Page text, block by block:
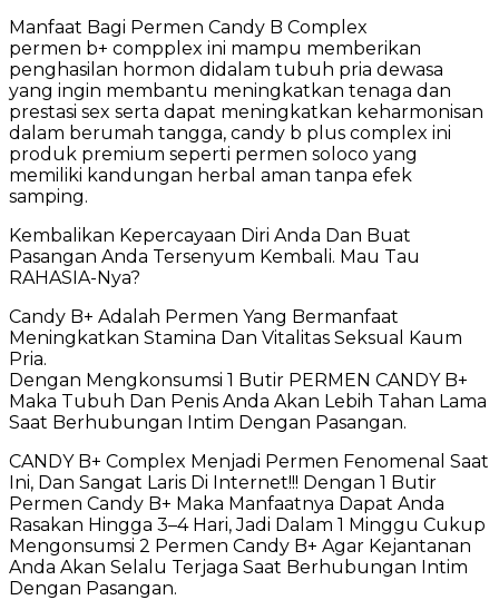
Manfaat Bagi Permen Candy B Complex
permen b+ compplex ini mampu memberikan
penghasilan hormon didalam tubuh pria dewasa
yang ingin membantu meningkatkan tenaga dan
prestasi sex serta dapat meningkatkan keharmonisan
dalam berumah tangga, candy b plus complex ini
produk premium seperti permen soloco yang
memiliki kandungan herbal aman tanpa efek
samping.
Kembalikan Kepercayaan Diri Anda Dan Buat
Pasangan Anda Tersenyum Kembali. Mau Tau
RAHASIA-Nya?
Candy B+ Adalah Permen Yang Bermanfaat
Meningkatkan Stamina Dan Vitalitas Seksual Kaum
Pria.
Dengan Mengkonsumsi 1 Butir PERMEN CANDY B+
Maka Tubuh Dan Penis Anda Akan Lebih Tahan Lama
Saat Berhubungan Intim Dengan Pasangan.
CANDY B+ Complex Menjadi Permen Fenomenal Saat
Ini, Dan Sangat Laris Di Internet!!! Dengan 1 Butir
Permen Candy B+ Maka Manfaatnya Dapat Anda
Rasakan Hingga 3–4 Hari, Jadi Dalam 1 Minggu Cukup
Mengonsumsi 2 Permen Candy B+ Agar Kejantanan
Anda Akan Selalu Terjaga Saat Berhubungan Intim
Dengan Pasangan.